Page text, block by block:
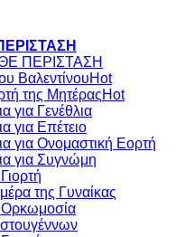
ΠΕΡΙΣΤΑΣΗ
Βαλεντίνου
της Μητέρας
για Γενέθλια
για Επέτειο
για Ονομαστική Εορτή
για Συγνώμη
της Γυναίκας
Ορκωμοσία